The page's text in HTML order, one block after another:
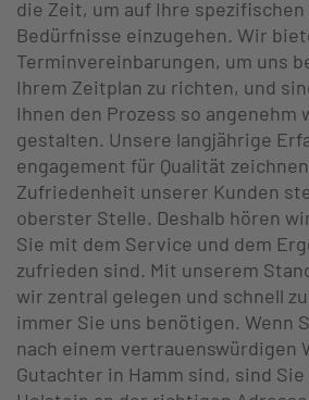
die Zeit, um auf Ihre spezifischen
Bedürfnisse einzugehen. Wir
Terminvereinbarungen, um uns
Ihrem Zeitplan zu richten, und
Ihnen den Prozess so angenehm
gestalten. Unsere langjährige
engagement für Qualität
Zufriedenheit unserer Kunden
oberster Stelle. Deshalb hören
Sie mit dem Service und dem
zufrieden sind. Mit unserem
wir zentral gelegen und schnell
immer Sie uns benötigen. Wenn
nach einem vertrauenswürdigen
Gutachter in Hamm sind, sind